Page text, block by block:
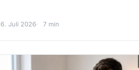
6. Juli 2026 7 min